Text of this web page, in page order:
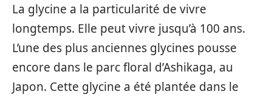
La glycine a la particularité de vivre
longtemps. Elle peut vivre jusqu’à 100 ans.
L’une des plus anciennes glycines pousse
encore dans le parc floral d’Ashikaga, au
Japon. Cette glycine a été plantée dans le